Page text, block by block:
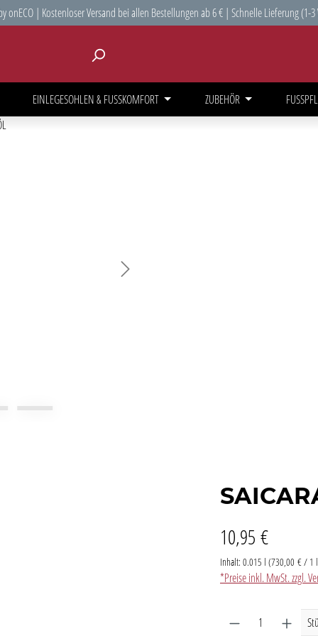
onECO | Kostenloser Versand bei allen Bestellungen ab 6 € | Schnelle Lieferung (1-
EINLEGESOHLEN & FUSSKOMFORT ZUBEHÖR
10,95 €
Inhalt: 0.015 l (730,00 € / 1
*Preise inkl. MwSt. zzgl.
Produkt